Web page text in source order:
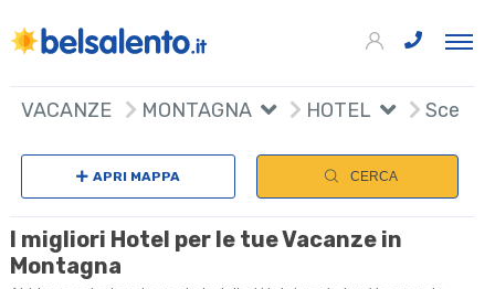
VACANZE MONTAGNA HOTEL Scegli
APRI MAPPA CERCA
I migliori Hotel per le tue Vacanze in
Montagna
+